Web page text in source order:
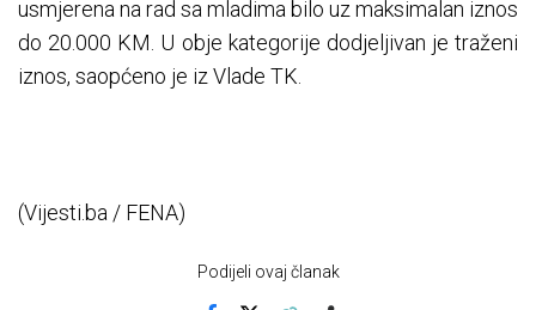
usmjerena na rad sa mladima bilo uz maksimalan iznos
do 20.000 KM. U obje kategorije dodjeljivan je traženi
iznos, saopćeno je iz Vlade TK.
(Vijesti.ba / FENA)
Podijeli ovaj članak